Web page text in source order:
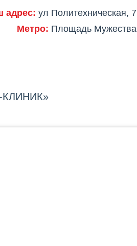
адрес: ул Политехническая, 7
Метро: Площадь Мужества
КЛИНИК»